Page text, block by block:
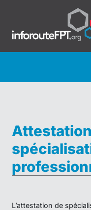
L’attestation de